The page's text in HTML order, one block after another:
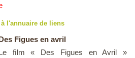
à l'annuaire de liens
Figues en avril
ﬁlm « Des Figues en Avril »